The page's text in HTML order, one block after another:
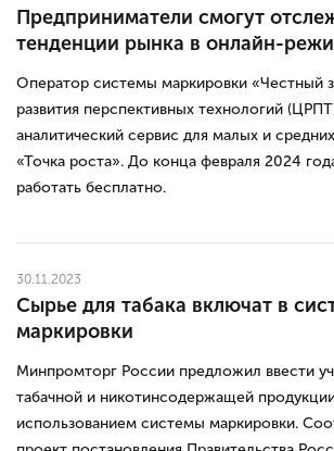
Предприниматели смогут
тенденции рынка в онлайн-
Оператор системы маркировки «Честный
развития перспективных технологий
аналитический сервис для малых и
«Точка роста». До конца февраля 2024
работать бесплатно.
30.11.2023
Сырье для табака включат в
маркировки
Минпромторг России предложил ввести
табачной и никотинсодержащей
использованием системы маркировки.